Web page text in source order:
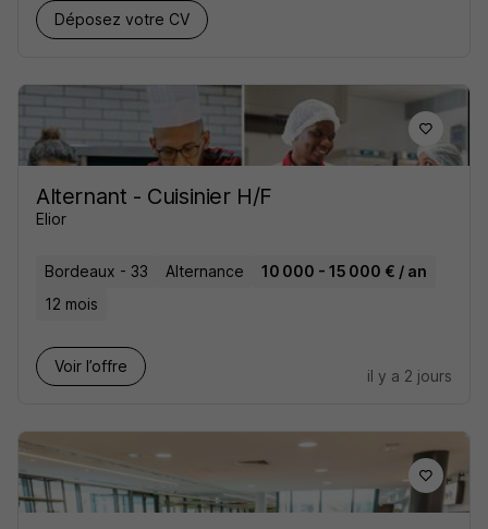
Déposez votre CV
Alternant - Cuisinier H/F
Elior
Bordeaux - 33 Alternance
10 000 - 15 000 € / an
12 mois
Voir l’offre
il y a 2 jours